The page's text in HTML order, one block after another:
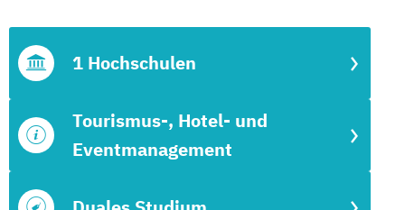
Tourismus-, Hotel- und
Eventmanagement
1 Hochschulen